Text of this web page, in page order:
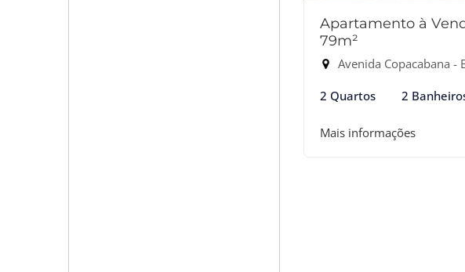
Apartamento à
79m²
Avenida Copacabana -
2 Quartos 2
Mais informações